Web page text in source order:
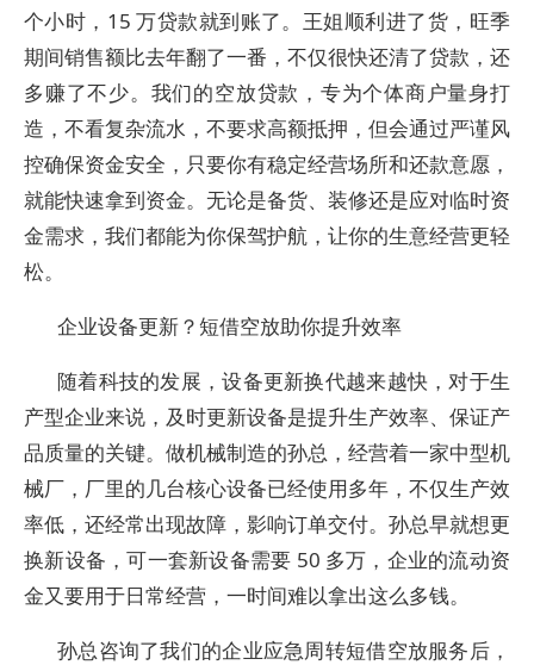
个小时，15 万贷款就到账了。王姐顺利进了货，旺季
期间销售额比去年翻了一番，不仅很快还清了贷款，还
多赚了不少。我们的空放贷款，专为个体商户量身打
造，不看复杂流水，不要求高额抵押，但会通过严谨风
控确保资金安全，只要你有稳定经营场所和还款意愿，
就能快速拿到资金。无论是备货、装修还是应对临时资
金需求，我们都能为你保驾护航，让你的生意经营更轻
松。​
企业设备更新？短借空放助你提升效率​
随着科技的发展，设备更新换代越来越快，对于生
产型企业来说，及时更新设备是提升生产效率、保证产
品质量的关键。做机械制造的孙总，经营着一家中型机
械厂，厂里的几台核心设备已经使用多年，不仅生产效
率低，还经常出现故障，影响订单交付。孙总早就想更
换新设备，可一套新设备需要 50 多万，企业的流动资
金又要用于日常经营，一时间难以拿出这么多钱。​
孙总咨询了我们的企业应急周转短借空放服务后，